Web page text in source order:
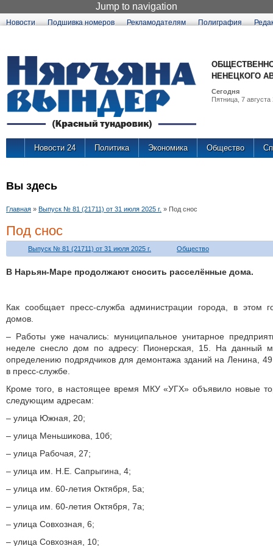
Jump to navigation
Новости Подшивка номеров Рекламодателям Полиграфия
НЕНЕЦКОГО
Сегодня
Пятница, 7 августа
Новости 24 Политика Экономика Общество
Вы здесь
Главная » Выпуск № 81 (21711) от 31 июля 2025 г. » Под снос
Под снос
Выпуск № 81 (21711) от 31 июля 2025 г. Общество
В Нарьян-Маре продолжают сносить расселённые дома.
Как сообщает пресс-служба администрации города, в этом
домов.
– Работы уже начались: муниципальное унитарное
неделе снесло дом по адресу: Пионерская, 15. На данный
определению подрядчиков для демонтажа зданий на Ленина,
в пресс-службе.
Кроме того, в настоящее время МКУ «УГХ» объявило новые
следующим адресам:
– улица Южная, 20;
– улица Меньшикова, 10б;
– улица Рабочая, 27;
– улица им. Н.Е. Сапрыгина, 4;
– улица им. 60-летия Октября, 5а;
– улица им. 60-летия Октября, 7а;
– улица Совхозная, 6;
– улица Совхозная, 10;